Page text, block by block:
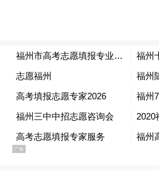
李英挺：新闻宣传要在“
处、导、融、通、合”九个
持“防在源头、处在及时”
舆情闭环管理体系。同时
部协作，打破信息壁垒，